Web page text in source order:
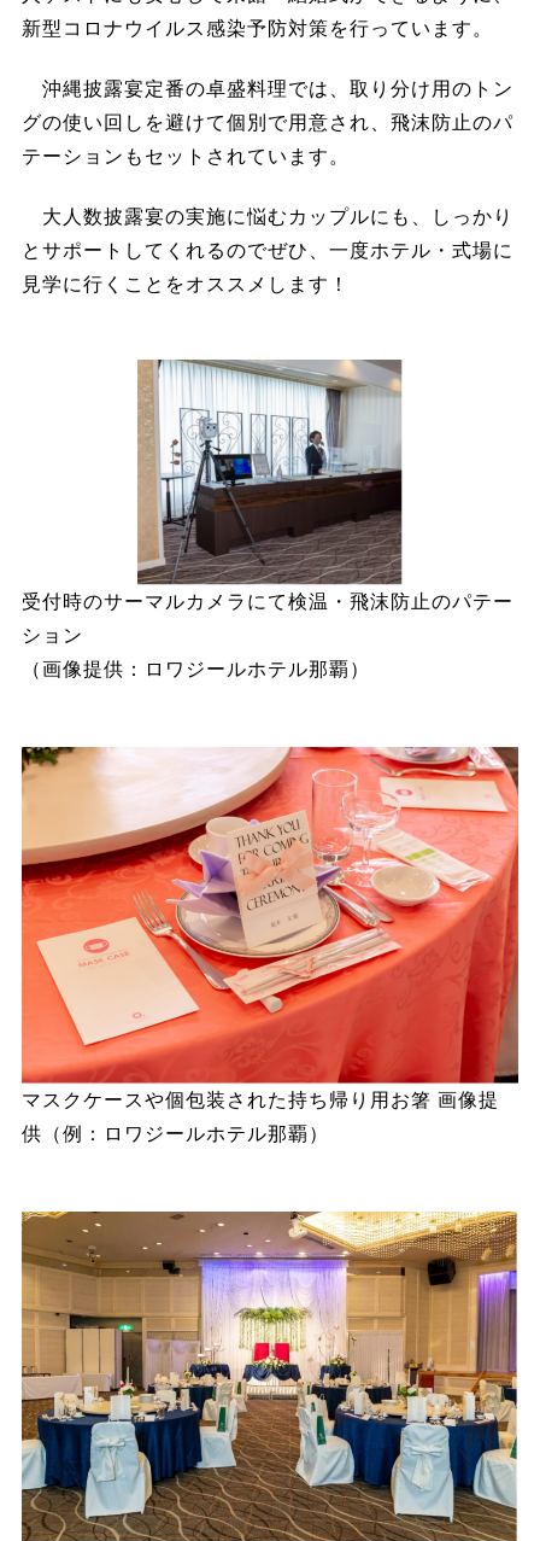
新型コロナウイルス感染予防対策を行っています。
沖縄披露宴定番の卓盛料理では、取り分け用のトン
グの使い回しを避けて個別で用意され、飛沫防止のパ
テーションもセットされています。
大人数披露宴の実施に悩むカップルにも、しっかり
とサポートしてくれるのでぜひ、一度ホテル・式場に
見学に行くことをオススメします！
受付時のサーマルカメラにて検温・飛沫防止のパテー
ション
（画像提供：ロワジールホテル那覇）
マスクケースや個包装された持ち帰り用お箸 画像提
供（例：ロワジールホテル那覇）